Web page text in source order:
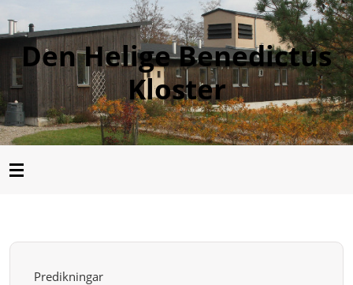
Den Helige Benedictus
Kloster
Predikningar